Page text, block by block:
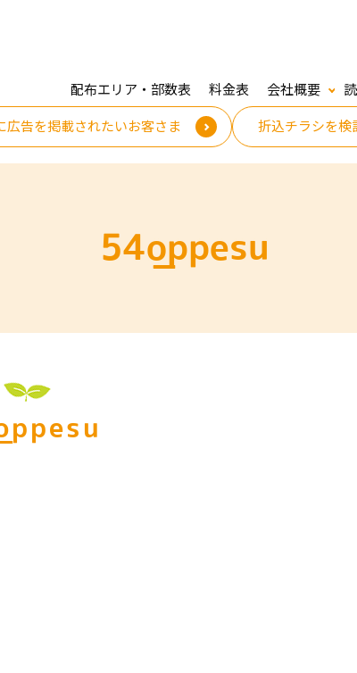
配布エリア・部数表 料金表 会社概要
広告を掲載されたいお客さま
折込チラシを検
54_oppesu